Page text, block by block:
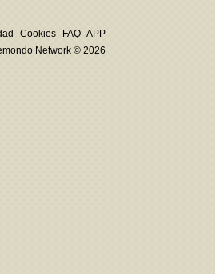
Cookies FAQ APP
Network © 2026